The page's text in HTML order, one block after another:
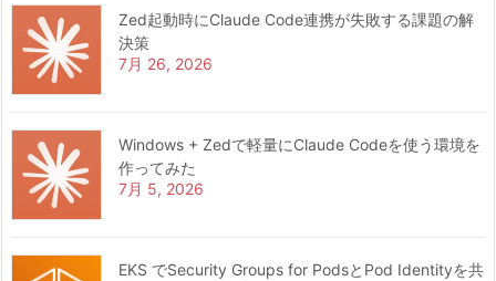
Zed起動時にClaude Code連携が失敗する課題の解
決策
7月 26, 2026
Windows + Zedで軽量にClaude Codeを使う環境を
作ってみた
7月 5, 2026
EKS でSecurity Groups for PodsとPod Identityを共